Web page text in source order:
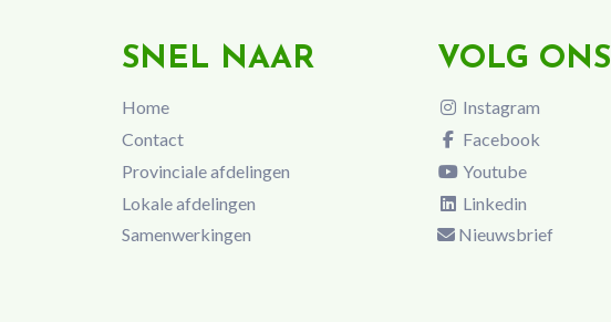
SNEL NAAR
Home
Contact
Provinciale afdelingen
Lokale afdelingen
Samenwerkingen
VOLG ONS
Instagram
Facebook
Youtube
Linkedin
Nieuwsbrief